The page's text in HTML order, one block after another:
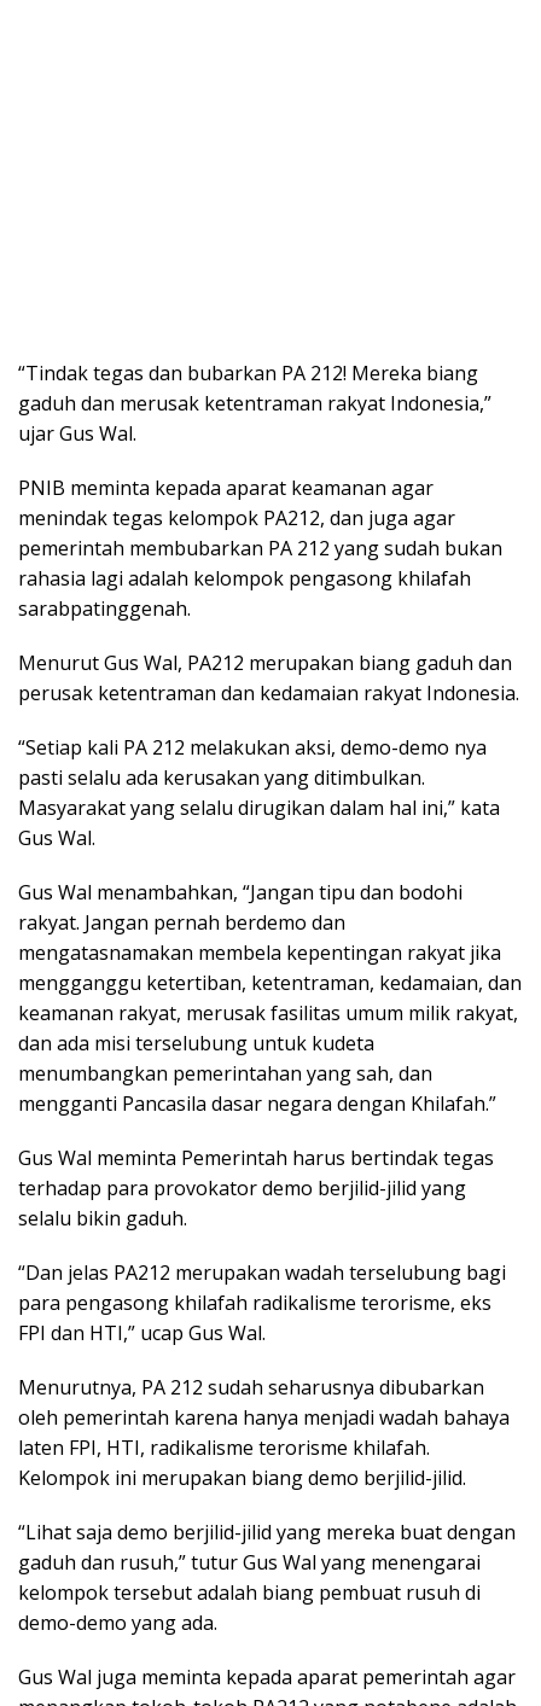
“Tindak tegas dan bubarkan PA 212! Mereka biang
gaduh dan merusak ketentraman rakyat Indonesia,”
ujar Gus Wal.
PNIB meminta kepada aparat keamanan agar
menindak tegas kelompok PA212, dan juga agar
pemerintah membubarkan PA 212 yang sudah bukan
rahasia lagi adalah kelompok pengasong khilafah
sarabpatinggenah.
Menurut Gus Wal, PA212 merupakan biang gaduh dan
perusak ketentraman dan kedamaian rakyat Indonesia.
“Setiap kali PA 212 melakukan aksi, demo-demo nya
pasti selalu ada kerusakan yang ditimbulkan.
Masyarakat yang selalu dirugikan dalam hal ini,” kata
Gus Wal.
Gus Wal menambahkan, “Jangan tipu dan bodohi
rakyat. Jangan pernah berdemo dan
mengatasnamakan membela kepentingan rakyat jika
mengganggu ketertiban, ketentraman, kedamaian, dan
keamanan rakyat, merusak fasilitas umum milik rakyat,
dan ada misi terselubung untuk kudeta
menumbangkan pemerintahan yang sah, dan
mengganti Pancasila dasar negara dengan Khilafah.”
Gus Wal meminta Pemerintah harus bertindak tegas
terhadap para provokator demo berjilid-jilid yang
selalu bikin gaduh.
“Dan jelas PA212 merupakan wadah terselubung bagi
para pengasong khilafah radikalisme terorisme, eks
FPI dan HTI,” ucap Gus Wal.
Menurutnya, PA 212 sudah seharusnya dibubarkan
oleh pemerintah karena hanya menjadi wadah bahaya
laten FPI, HTI, radikalisme terorisme khilafah.
Kelompok ini merupakan biang demo berjilid-jilid.
“Lihat saja demo berjilid-jilid yang mereka buat dengan
gaduh dan rusuh,” tutur Gus Wal yang menengarai
kelompok tersebut adalah biang pembuat rusuh di
demo-demo yang ada.
Gus Wal juga meminta kepada aparat pemerintah agar